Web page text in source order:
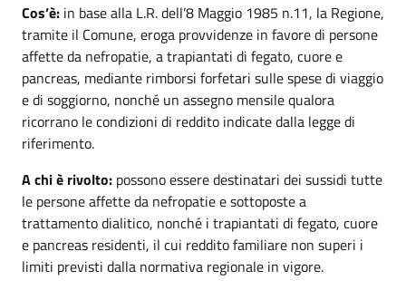
Cos’è: in base alla L.R. dell’8 Maggio 1985 n.11, la Regione,
tramite il Comune, eroga provvidenze in favore di persone
affette da nefropatie, a trapiantati di fegato, cuore e
pancreas, mediante rimborsi forfetari sulle spese di viaggio
e di soggiorno, nonché un assegno mensile qualora
ricorrano le condizioni di reddito indicate dalla legge di
riferimento.
A chi è rivolto: possono essere destinatari dei sussidi tutte
le persone affette da nefropatie e sottoposte a
trattamento dialitico, nonché i trapiantati di fegato, cuore
e pancreas residenti, il cui reddito familiare non superi i
limiti previsti dalla normativa regionale in vigore.